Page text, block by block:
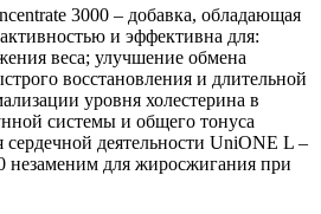
3000 – добавка, обладающая
и эффективна для:
веса; улучшение обмена
восстановления и длительной
уровня холестерина в
системы и общего тонуса
сердечной деятельности UniONE L –
незаменим для жиросжигания при